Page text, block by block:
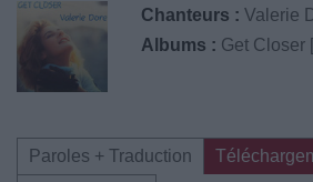
Chanteurs : Valerie
Albums : Get Closer
Paroles + Traduction